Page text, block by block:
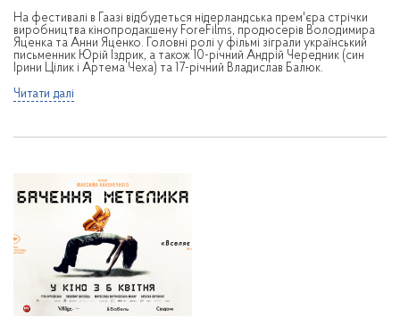
На фестивалі в Гаазі відбудеться нідерландська прем'єра стрічки
виробництва кінопродакшену ForeFilms, продюсерів Володимира
Яценка та Анни Яценко. Головні ролі у фільмі зіграли український
письменник Юрій Іздрик, а також 10-річний Андрій Чередник (син
Ірини Цілик і Артема Чеха) та 17-річний Владислав Балюк.
Читати далі